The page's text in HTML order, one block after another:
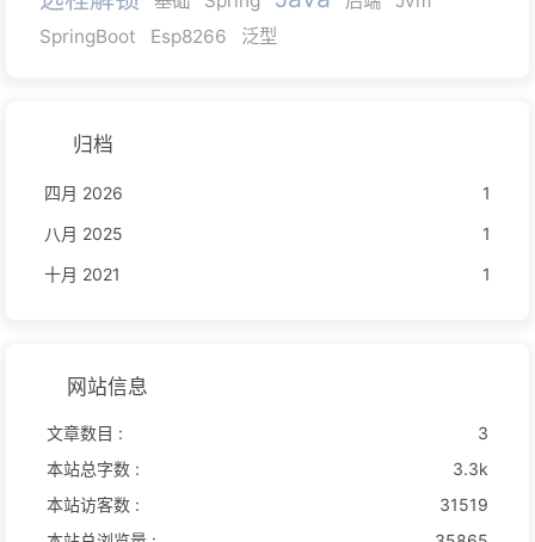
SpringBoot
Esp8266 泛型
归档
四月 2026
1
八月 2025
1
十月 2021
1
网站信息
文章数目 :
3
本站总字数 :
3.3k
本站访客数 :
31519